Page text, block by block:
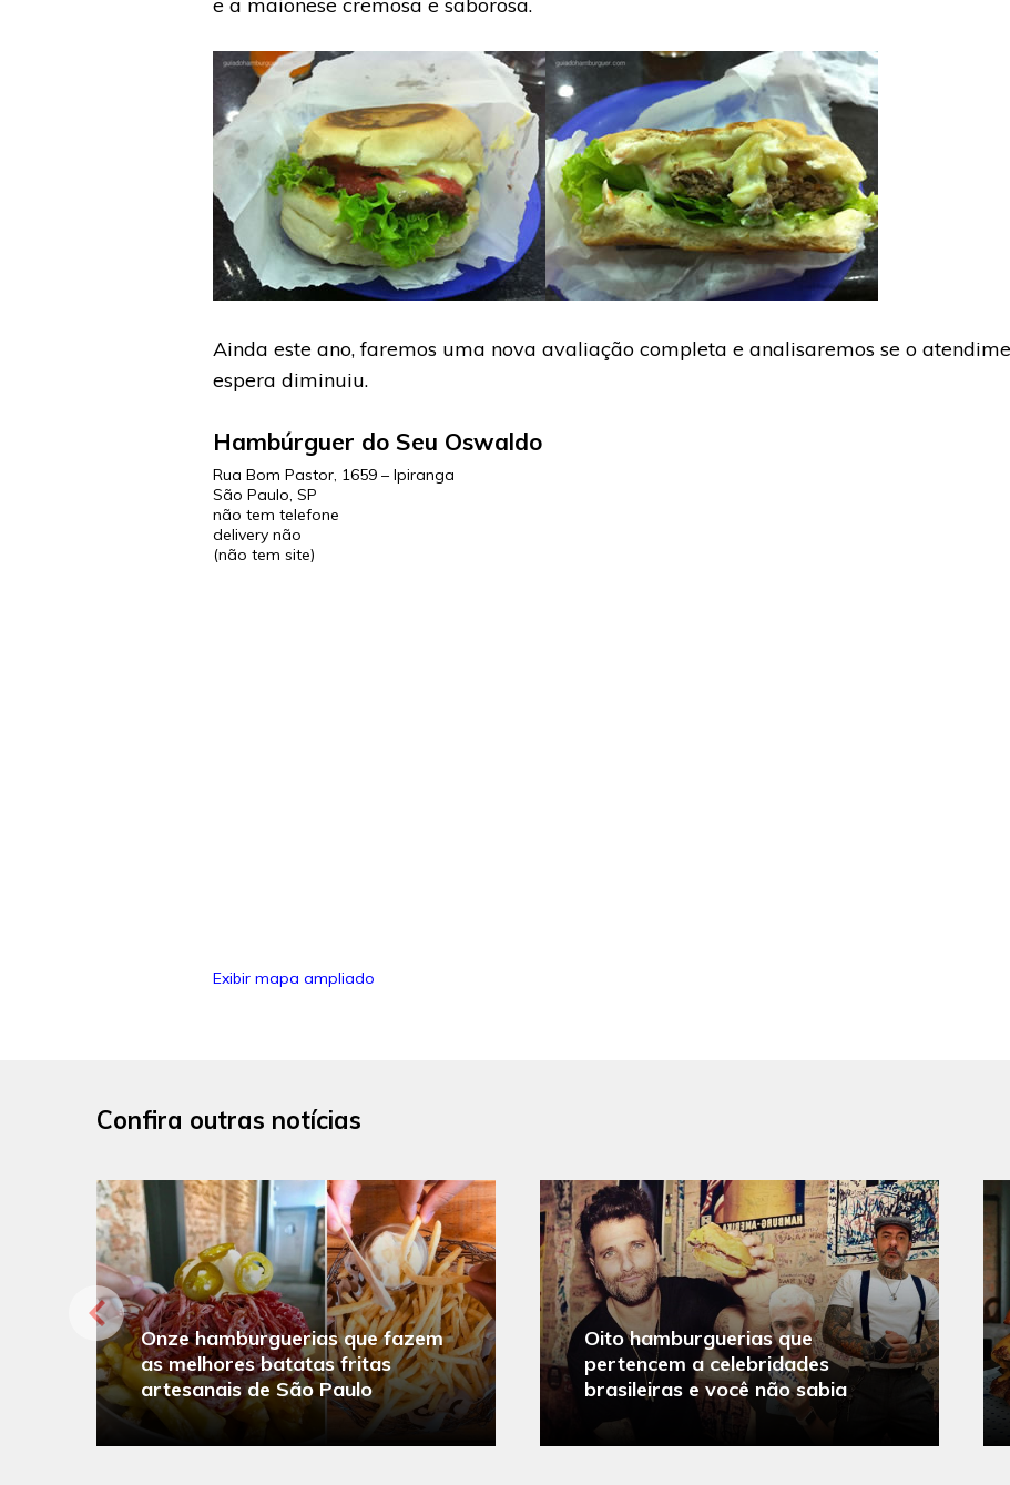
Ainda este ano, faremos uma nova avaliação completa e analisaremos se o
espera diminuiu.
Hambúrguer do Seu Oswaldo
Rua Bom Pastor, 1659 – Ipiranga
São Paulo, SP
não tem telefone
delivery não
(não tem site)
Exibir mapa ampliado
Confira outras notícias
Onze hamburguerias que fazem
as melhores batatas fritas
artesanais de São Paulo
Oito hamburguerias que
pertencem a celebridades
brasileiras e você não sabia